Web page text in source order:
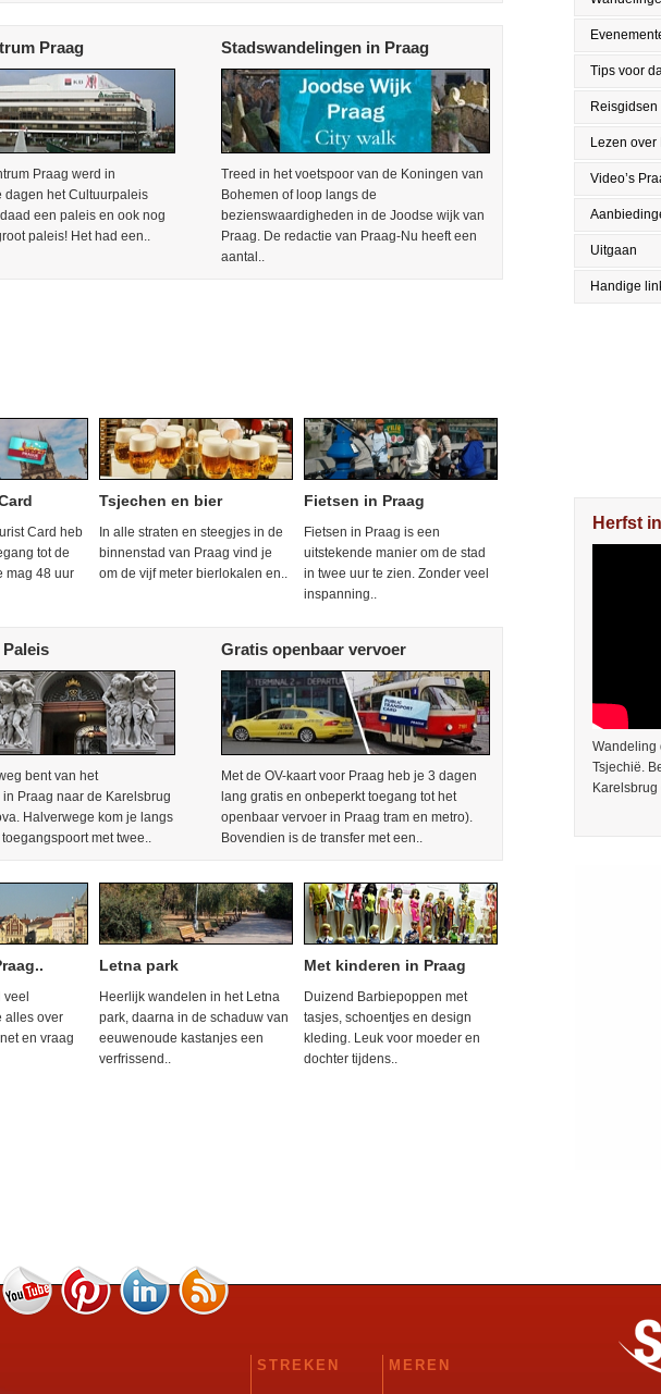
Praag
Praag werd in
dagen het Cultuurpaleis
een paleis en ook nog
paleis! Het had een..
Stadswandelingen in Praag
Treed in het voetspoor van de Koningen van
Bohemen of loop langs de
bezienswaardigheden in de Joodse wijk van
Praag. De redactie van Praag-Nu heeft een
aantal..
Card heb
tot de
mag 48 uur
Tsjechen en bier
In alle straten en steegjes in de
binnenstad van Praag vind je
om de vijf meter bierlokalen en..
Fietsen in Praag
Fietsen in Praag is een
uitstekende manier om de stad
in twee uur te zien. Zonder veel
inspanning..
bent van het
Praag naar de Karelsbrug
Halverwege kom je langs
met twee..
Gratis openbaar vervoer
Met de OV-kaart voor Praag heb je 3 dagen
lang gratis en onbeperkt toegang tot het
openbaar vervoer in Praag tram en metro).
Bovendien is de transfer met een..
alles over
en vraag
Letna park
Heerlijk wandelen in het Letna
park, daarna in de schaduw van
eeuwenoude kastanjes een
verfrissend..
Met kinderen in Praag
Duizend Barbiepoppen met
tasjes, schoentjes en design
kleding. Leuk voor moeder en
dochter tijdens..
Tips voor
Reisgidsen
Lezen over
Video’s
Uitgaan
Handige
Herfst
Wandeling
Tsjechië.
STREKEN
MEREN